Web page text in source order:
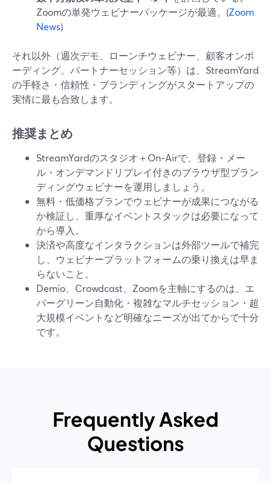
Zoomの単発ウェビナーパッケージが最適。(Zoom
News)
それ以外（週次デモ、ローンチウェビナー、顧客オンボ
ーディング、パートナーセッション等）は、StreamYard
の手軽さ・信頼性・ブランディングがスタートアップの
実情に最も合致します。
推奨まとめ
StreamYardのスタジオ＋On‑Airで、登録・メー
ル・オンデマンドリプレイ付きのブラウザ型ブラン
ディングウェビナーを運用しましょう。
無料・低価格プランでウェビナーが成果につながる
か検証し、重厚なイベントスタックは必要になって
から導入。
決済や高度なインタラクションは外部ツールで補完
し、ウェビナープラットフォームの乗り換えは早ま
らないこと。
Demio、Crowdcast、Zoomを主軸にするのは、エ
バーグリーン自動化・複雑なマルチセッション・超
大規模イベントなど明確なニーズが出てからで十分
です。
Frequently Asked
Questions